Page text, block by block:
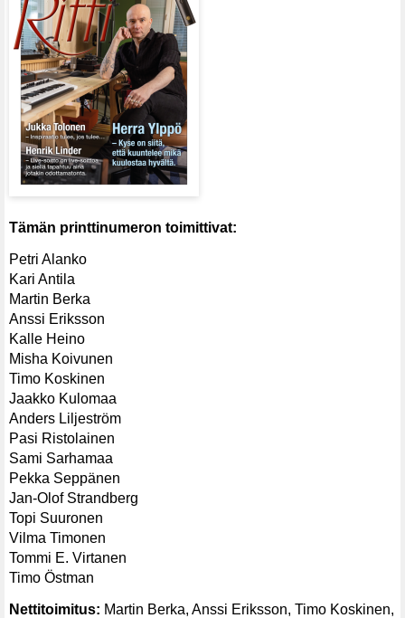
Tämän printtinumeron toimittivat:
Petri Alanko
Kari Antila
Martin Berka
Anssi Eriksson
Kalle Heino
Misha Koivunen
Timo Koskinen
Jaakko Kulomaa
Anders Liljeström
Pasi Ristolainen
Sami Sarhamaa
Pekka Seppänen
Jan-Olof Strandberg
Topi Suuronen
Vilma Timonen
Tommi E. Virtanen
Timo Östman
Nettitoimitus: Martin Berka, Anssi Eriksson, Timo Koskinen,